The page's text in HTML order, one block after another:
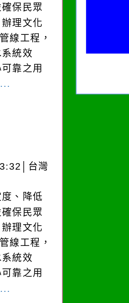
保民眾
理文化
線工程，
統效
靠之用
台灣
、降低
保民眾
理文化
線工程，
統效
靠之用